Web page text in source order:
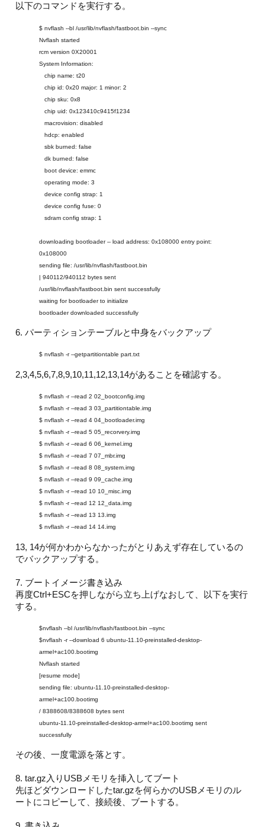
以下のコマンドを実行する。
$ nvflash --bl /usr/lib/nvflash/fastboot.bin --sync
Nvflash started
rcm version 0X20001
System Information:
chip name: t20
chip id: 0x20 major: 1 minor: 2
chip sku: 0x8
chip uid: 0x123410c9415f1234
macrovision: disabled
hdcp: enabled
sbk burned: false
dk burned: false
boot device: emmc
operating mode: 3
device config strap: 1
device config fuse: 0
sdram config strap: 1
downloading bootloader -- load address: 0x108000 entry point:
0x108000
sending file: /usr/lib/nvflash/fastboot.bin
| 940112/940112 bytes sent
/usr/lib/nvflash/fastboot.bin sent successfully
waiting for bootloader to initialize
bootloader downloaded successfully
6. パーティションテーブルと中身をバックアップ
$ nvflash -r --getpartitiontable part.txt
2,3,4,5,6,7,8,9,10,11,12,13,14があることを確認する。
$ nvflash -r --read 2 02_bootconfig.img
$ nvflash -r --read 3 03_partitiontable.img
$ nvflash -r --read 4 04_bootloader.img
$ nvflash -r --read 5 05_recorvery.img
$ nvflash -r --read 6 06_kernel.img
$ nvflash -r --read 7 07_mbr.img
$ nvflash -r --read 8 08_system.img
$ nvflash -r --read 9 09_cache.img
$ nvflash -r --read 10 10_misc.img
$ nvflash -r --read 12 12_data.img
$ nvflash -r --read 13 13.img
$ nvflash -r --read 14 14.img
13, 14が何かわからなかったがとりあえず存在しているの
でバックアップする。
7. ブートイメージ書き込み
再度Ctrl+ESCを押しながら立ち上げなおして、以下を実行
する。
$nvflash --bl /usr/lib/nvflash/fastboot.bin --sync
$nvflash -r --download 6 ubuntu-11.10-preinstalled-desktop-
armel+ac100.bootimg
Nvflash started
[resume mode]
sending file: ubuntu-11.10-preinstalled-desktop-
armel+ac100.bootimg
/ 8388608/8388608 bytes sent
ubuntu-11.10-preinstalled-desktop-armel+ac100.bootimg sent
successfully
その後、一度電源を落とす。
8. tar.gz入りUSBメモリを挿入してブート
先ほどダウンロードしたtar.gzを何らかのUSBメモリのル
ートにコピーして、接続後、ブートする。